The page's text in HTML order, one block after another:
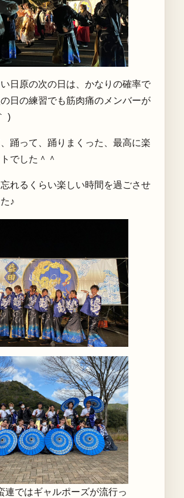
日原の次の日は、かなりの確率で
日の練習でも筋肉痛のメンバーが
)
踊って、踊りまくった、最高に楽
でした＾＾
れるくらい楽しい時間を過ごさせ
♪
連ではギャルポーズが流行っ